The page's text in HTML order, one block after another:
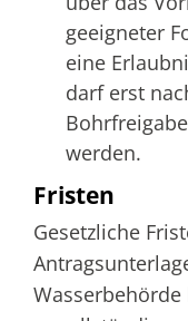
geeigneter
eine
darf erst
werden.
Fristen
Gesetzliche